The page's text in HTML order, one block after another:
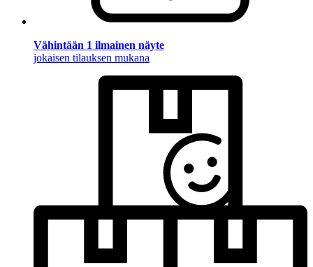
Vähintään 1 ilmainen näyte
jokaisen tilauksen mukana